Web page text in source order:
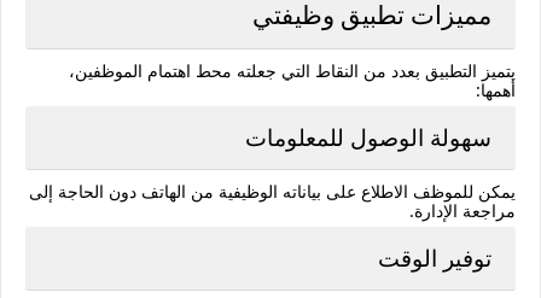
مميزات تطبيق وظيفتي
يتميز التطبيق بعدد من النقاط التي جعلته محط اهتمام الموظفين،
أهمها:
سهولة الوصول للمعلومات
يمكن للموظف الاطلاع على بياناته الوظيفية من الهاتف دون الحاجة إلى
مراجعة الإدارة.
توفير الوقت